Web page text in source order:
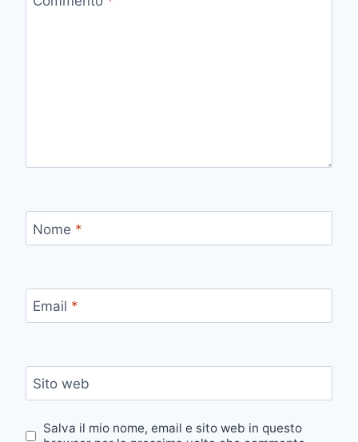
Nome *
Email *
Sito web
Salva il mio nome, email e sito web in questo